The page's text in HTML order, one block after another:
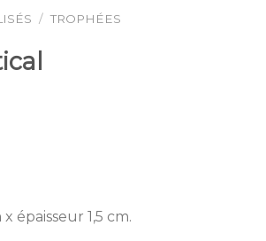
/ TROPHÉES
épaisseur 1,5 cm.